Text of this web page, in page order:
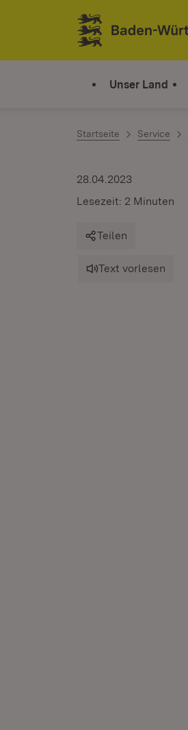
Zum Inhalt springen
Link zur Startseite
Unser Land
Startseite Service
28.04.2023
Lesezeit: 2 Minuten
Teilen
Text vorlesen